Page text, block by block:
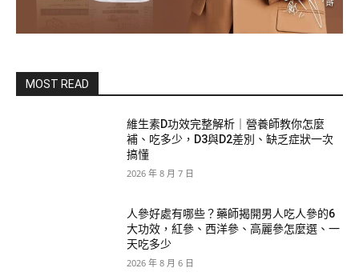
MOST READ
維生素D功效完整解析｜營養師教你怎麼
補、吃多少，D3與D2差別、缺乏症狀一次
搞懂
2026 年 8 月 7 日
人參好處有哪些？藥師揭開男人吃人參的6
大功效，紅參、西洋參、高麗參怎麼選、一
天吃多少
2026 年 8 月 6 日